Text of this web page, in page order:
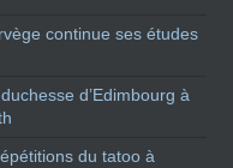
continue ses études
d’Edimbourg à
du tatoo à